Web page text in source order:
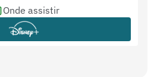
Onde assistir